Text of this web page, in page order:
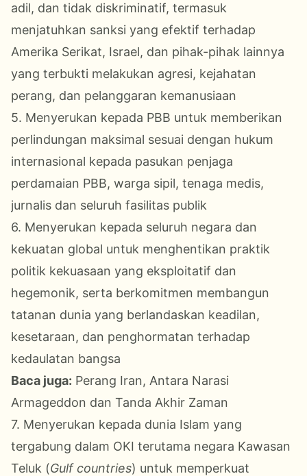
adil, dan tidak diskriminatif, termasuk
menjatuhkan sanksi yang efektif terhadap
Amerika Serikat, Israel, dan pihak-pihak lainnya
yang terbukti melakukan agresi, kejahatan
perang, dan pelanggaran kemanusiaan
5. Menyerukan kepada PBB untuk memberikan
perlindungan maksimal sesuai dengan hukum
internasional kepada pasukan penjaga
perdamaian PBB, warga sipil, tenaga medis,
jurnalis dan seluruh fasilitas publik
6. Menyerukan kepada seluruh negara dan
kekuatan global untuk menghentikan praktik
politik kekuasaan yang eksploitatif dan
hegemonik, serta berkomitmen membangun
tatanan dunia yang berlandaskan keadilan,
kesetaraan, dan penghormatan terhadap
kedaulatan bangsa
Baca juga: Perang Iran, Antara Narasi
Armageddon dan Tanda Akhir Zaman
7. Menyerukan kepada dunia Islam yang
tergabung dalam OKI terutama negara Kawasan
Teluk (Gulf countries) untuk memperkuat